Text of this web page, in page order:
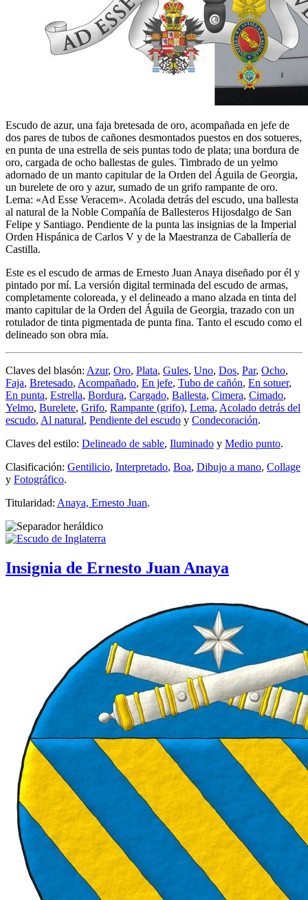
Escudo de azur, una faja bretesada de oro, acompañada en jefe de
dos pares de tubos de cañones desmontados puestos en dos sotueres,
en punta de una estrella de seis puntas todo de plata; una bordura de
oro, cargada de ocho ballestas de gules. Timbrado de un yelmo
adornado de un manto capitular de la Orden del Águila de Georgia,
un burelete de oro y azur, sumado de un grifo rampante de oro.
Lema: «Ad Esse Veracem». Acolada detrás del escudo, una ballesta
al natural de la Noble Compañía de Ballesteros Hijosdalgo de San
Felipe y Santiago. Pendiente de la punta las insignias de la Imperial
Orden Hispánica de Carlos V y de la Maestranza de Caballería de
Castilla.
Este es el escudo de armas de Ernesto Juan Anaya diseñado por él y
pintado por mí. La versión digital terminada del escudo de armas,
completamente coloreada, y el delineado a mano alzada en tinta del
manto capitular de la Orden del Águila de Georgia, trazado con un
rotulador de tinta pigmentada de punta fina. Tanto el escudo como el
delineado son obra mía.
Claves del blasón: Azur, Oro, Plata, Gules, Uno, Dos, Par, Ocho,
Faja, Bretesado, Acompañado, En jefe, Tubo de cañón, En sotuer,
En punta, Estrella, Bordura, Cargado, Ballesta, Cimera, Cimado,
Yelmo, Burelete, Grifo, Rampante (grifo), Lema, Acolado detrás del
escudo, Al natural, Pendiente del escudo y Condecoración.
Claves del estilo: Delineado de sable, Iluminado y Medio punto.
Clasificación: Gentilicio, Interpretado, Boa, Dibujo a mano, Collage
y Fotográfico.
Titularidad: Anaya, Ernesto Juan.
Insignia de Ernesto Juan Anaya